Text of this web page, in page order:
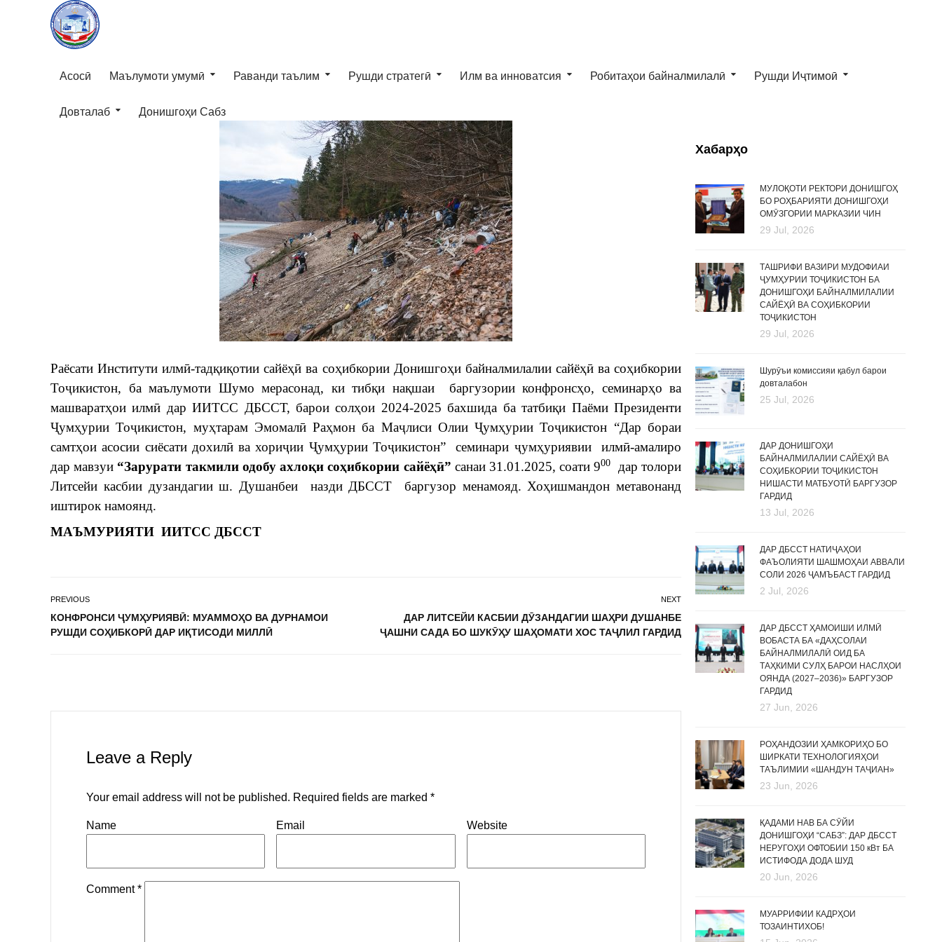
Асосӣ Маълумоти умумӣ Раванди таълим Рушди стратегӣ Илм ва инноватсия Робитаҳои байналмилалӣ Рушди Иҷтимоӣ
Довталаб Донишгоҳи Сабз
Раёсати Институти илмӣ-тадқиқотии сайёҳӣ ва соҳибкории Донишгоҳи байналмилалии сайёҳӣ ва соҳибкории
Тоҷикистон, ба маълумоти Шумо мерасонад, ки тибқи нақшаи баргузории конфронсҳо, семинарҳо ва
машваратҳои илмӣ дар ИИТСС ДБССТ, барои солҳои 2024-2025 бахшида ба татбиқи Паёми Президенти
Ҷумҳурии Тоҷикистон, муҳтарам Эмомалӣ Раҳмон ба Маҷлиси Олии Ҷумҳурии Тоҷикистон “Дар бораи
самтҳои асосии сиёсати дохилӣ ва хориҷии Ҷумҳурии Тоҷикистон” семинари ҷумҳуриявии илмӣ-амалиро
дар мавзуи “Зарурати такмили одобу ахлоқи соҳибкории сайёҳӣ” санаи 31.01.2025, соати 900
дар толори
Литсейи касбии дузандагии ш. Душанбеи назди ДБССТ баргузор менамояд. Хоҳишмандон метавонанд
иштирок намоянд.
МАЪМУРИЯТИ ИИТСС ДБССТ
PREVIOUS
КОНФРОНСИ ҶУМҲУРИЯВӢ: МУАММОҲО ВА ДУРНАМОИ
РУШДИ СОҲИБКОРӢ ДАР ИҚТИСОДИ МИЛЛӢ
NEXT
ДАР ЛИТСЕЙИ КАСБИИ ДӮЗАНДАГИИ ШАҲРИ ДУШАНБЕ
ҶАШНИ САДА БО ШУКӮҲУ ШАҲОМАТИ ХОС ТАҶЛИЛ ГАРДИД
Leave a Reply
Your email address will not be published. Required fields are marked *
Name Email Website
Comment*
Хабарҳо
МУЛОҚОТИ РЕКТОРИ ДОНИШГОҲ
БО РОҲБАРИЯТИ ДОНИШГОҲИ
ОМӮЗГОРИИ МАРКАЗИИ ЧИН
29 Jul, 2026
ТАШРИФИ ВАЗИРИ МУДОФИАИ
ҶУМҲУРИИ ТОҶИКИСТОН БА
ДОНИШГОҲИ БАЙНАЛМИЛАЛИИ
САЙЁҲӢ ВА СОҲИБКОРИИ
ТОҶИКИСТОН
29 Jul, 2026
Шурӯъи комиссияи қабул барои
довталабон
25 Jul, 2026
ДАР ДОНИШГОҲИ
БАЙНАЛМИЛАЛИИ САЙЁҲӢ ВА
СОҲИБКОРИИ ТОҶИКИСТОН
НИШАСТИ МАТБУОТӢ БАРГУЗОР
ГАРДИД
13 Jul, 2026
ДАР ДБССТ НАТИҶАҲОИ
ФАЪОЛИЯТИ ШАШМОҲАИ АВВАЛИ
СОЛИ 2026 ҶАМЪБАСТ ГАРДИД
2 Jul, 2026
ДАР ДБССТ ҲАМОИШИ ИЛМӢ
ВОБАСТА БА «ДАҲСОЛАИ
БАЙНАЛМИЛАЛӢ ОИД БА
ТАҲКИМИ СУЛҲ БАРОИ НАСЛҲОИ
ОЯНДА (2027–2036)» БАРГУЗОР
ГАРДИД
27 Jun, 2026
РОҲАНДОЗИИ ҲАМКОРИҲО БО
ШИРКАТИ ТЕХНОЛОГИЯҲОИ
ТАЪЛИМИИ «ШАНДУН ТАҶИАН»
23 Jun, 2026
ҚАДАМИ НАВ БА СӮЙИ
ДОНИШГОҲИ “САБЗ”: ДАР ДБССТ
НЕРУГОҲИ ОФТОБИИ 150 кВт БА
ИСТИФОДА ДОДА ШУД
20 Jun, 2026
МУАРРИФИИ КАДРҲОИ
ТОЗАИНТИХОБ!